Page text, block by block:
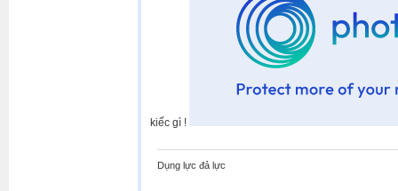
kiếc gì !
Dụng lực đả lực